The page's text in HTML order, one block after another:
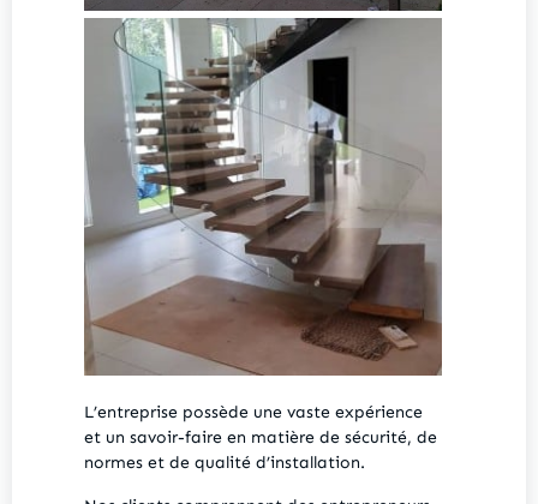
L’entreprise possède une vaste expérience
et un savoir-faire en matière de sécurité, de
normes et de qualité d’installation.